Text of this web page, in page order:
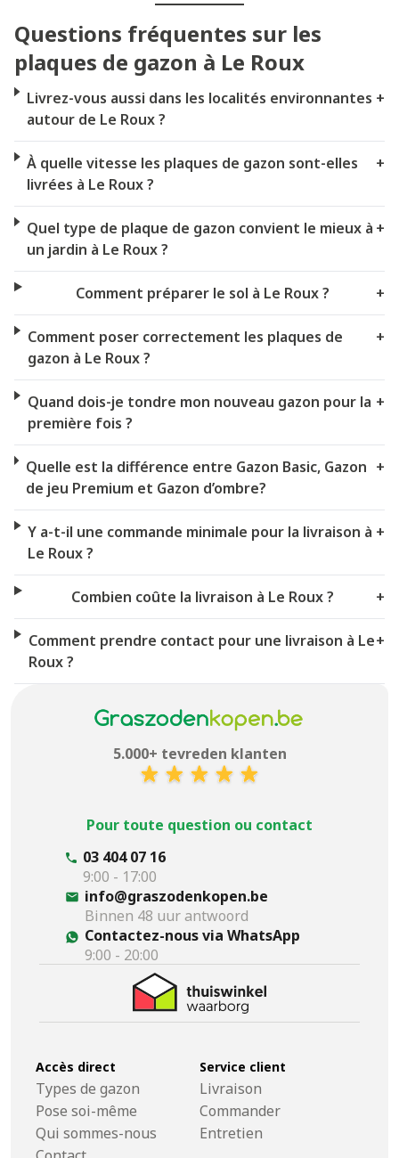
Questions fréquentes sur les
plaques de gazon à Le Roux
Livrez-vous aussi dans les localités environnantes
autour de Le Roux ?
+
À quelle vitesse les plaques de gazon sont-elles
livrées à Le Roux ?
+
Quel type de plaque de gazon convient le mieux à
un jardin à Le Roux ?
+
Comment préparer le sol à Le Roux ? +
Comment poser correctement les plaques de
gazon à Le Roux ?
+
Quand dois-je tondre mon nouveau gazon pour la
première fois ?
+
Quelle est la différence entre Gazon Basic, Gazon
de jeu Premium et Gazon d’ombre?
+
Y a-t-il une commande minimale pour la livraison à
Le Roux ?
+
Combien coûte la livraison à Le Roux ? +
Comment prendre contact pour une livraison à Le
Roux ?
+
5.000+ tevreden klanten
Pour toute question ou contact
03 404 07 16
9:00 - 17:00
info@graszodenkopen.be
Binnen 48 uur antwoord
Contactez-nous via WhatsApp
9:00 - 20:00
Accès direct
Types de gazon
Pose soi-même
Qui sommes-nous
Service client
Livraison
Commander
Entretien